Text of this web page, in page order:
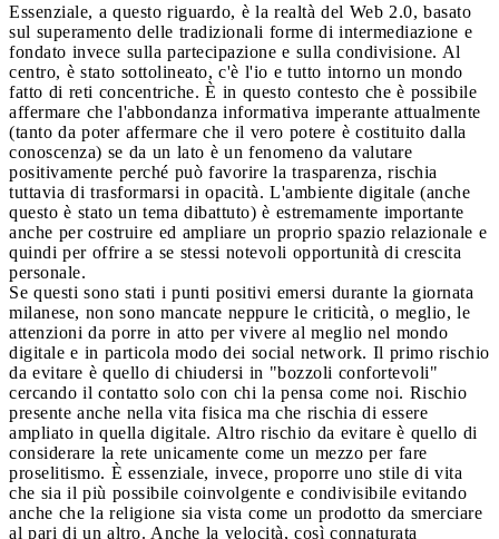
Essenziale, a questo riguardo, è la realtà del Web 2.0, basato
sul superamento delle tradizionali forme di intermediazione e
fondato invece sulla partecipazione e sulla condivisione. Al
centro, è stato sottolineato, c'è l'io e tutto intorno un mondo
fatto di reti concentriche. È in questo contesto che è possibile
affermare che l'abbondanza informativa imperante attualmente
(tanto da poter affermare che il vero potere è costituito dalla
conoscenza) se da un lato è un fenomeno da valutare
positivamente perché può favorire la trasparenza, rischia
tuttavia di trasformarsi in opacità. L'ambiente digitale (anche
questo è stato un tema dibattuto) è estremamente importante
anche per costruire ed ampliare un proprio spazio relazionale e
quindi per offrire a se stessi notevoli opportunità di crescita
personale.
Se questi sono stati i punti positivi emersi durante la giornata
milanese, non sono mancate neppure le criticità, o meglio, le
attenzioni da porre in atto per vivere al meglio nel mondo
digitale e in particola modo dei social network. Il primo rischio
da evitare è quello di chiudersi in "bozzoli confortevoli"
cercando il contatto solo con chi la pensa come noi. Rischio
presente anche nella vita fisica ma che rischia di essere
ampliato in quella digitale. Altro rischio da evitare è quello di
considerare la rete unicamente come un mezzo per fare
proselitismo. È essenziale, invece, proporre uno stile di vita
che sia il più possibile coinvolgente e condivisibile evitando
anche che la religione sia vista come un prodotto da smerciare
al pari di un altro. Anche la velocità, così connaturata